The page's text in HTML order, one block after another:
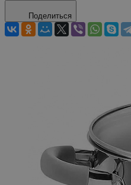
Поделиться